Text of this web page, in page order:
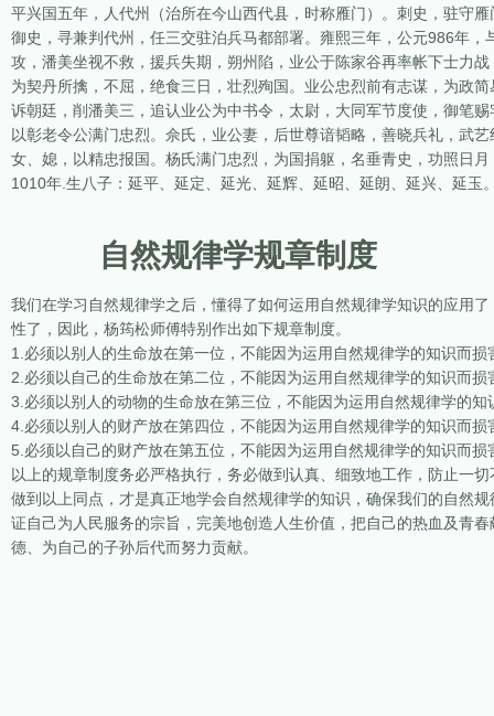
平兴国五年，人代州（治所在今山西代县，时称雁门）。刺史，驻守
御史，寻兼判代州，任三交驻泊兵马都部署。雍熙三年，公元986年
攻，潘美坐视不救，援兵失期，朔州陷，业公于陈家谷再率帐下士力
为契丹所擒，不屈，绝食三日，壮烈殉国。业公忠烈前有志谋，为政
诉朝廷，削潘美三，追认业公为中书令，太尉，大同军节度使，御笔
以彰老令公满门忠烈。佘氏，业公妻，后世尊谙韬略，善晓兵礼，武
女、媳，以精忠报国。杨氏满门忠烈，为国捐躯，名垂青史，功照日
1010年.生八子：延平、延定、延光、延辉、延昭、延朗、延兴、延玉
自然规律学规章制度
我们在学习自然规律学之后，懂得了如何运用自然规律学知识的应用
性了，因此，杨筠松师傅特别作出如下规章制度。
1.必须以别人的生命放在第一位，不能因为运用自然规律学的知识而损
2.必须以自己的生命放在第二位，不能因为运用自然规律学的知识而损
3.必须以别人的动物的生命放在第三位，不能因为运用自然规律学的
4.必须以别人的财产放在第四位，不能因为运用自然规律学的知识而损
5.必须以自己的财产放在第五位，不能因为运用自然规律学的知识而损
以上的规章制度务必严格执行，务必做到认真、细致地工作，防止一
做到以上同点，才是真正地学会自然规律学的知识，确保我们的自然
证自己为人民服务的宗旨，完美地创造人生价值，把自己的热血及青
德、为自己的子孙后代而努力贡献。